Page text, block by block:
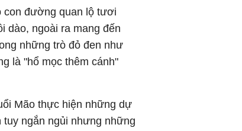
con đường quan lộ tươi
dào, ngoài ra mang đến
những trò đỏ đen như
là "hổ mọc thêm cánh"
Mão thực hiện những dự
ngắn ngủi nhưng những